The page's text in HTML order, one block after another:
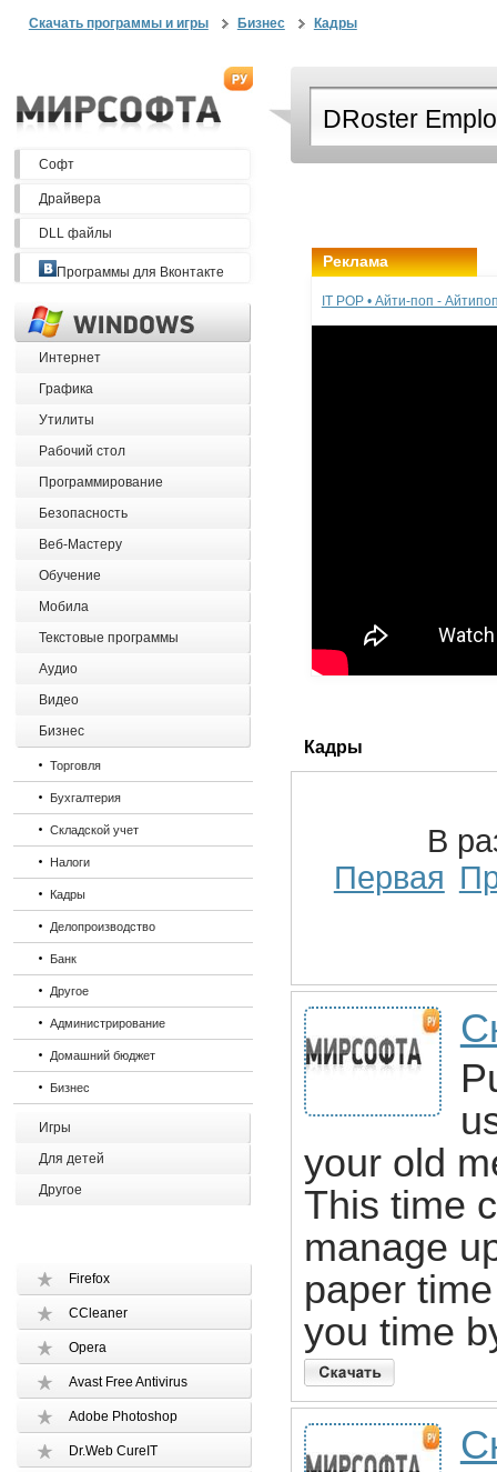
Скачать программы и игры Бизнес Кадры
Софт
Драйвера
DLL файлы
Программы для Вконтакте
Интернет
Графика
Утилиты
Рабочий стол
Программирование
Безопасность
Веб-Мастеру
Обучение
Мобила
Текстовые программы
Аудио
Видео
Бизнес
Торговля
Бухгалтерия
Складской учет
Налоги
Кадры
Делопроизводство
Банк
Другое
Администрирование
Домашний бюджет
Бизнес
Игры
Для детей
Другое
Firefox
CCleaner
Opera
Avast Free Antivirus
Adobe Photoshop
Dr.Web CureIT
Реклама
IT POP • Айти-поп -
Кадры
В
Первая
your old
This time
manage
paper
you time